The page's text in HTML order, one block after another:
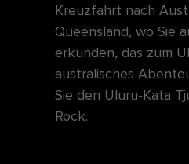
Kreuzfahrt nach
Queensland, wo Sie
erkunden, das zum
australisches
Sie den Uluru-Kata
Rock.